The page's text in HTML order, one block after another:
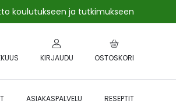
koulutukseen ja tutkimukseen
OSTOSKORI
KIRJAUDU
ASIAKASPALVELU RESEPTIT